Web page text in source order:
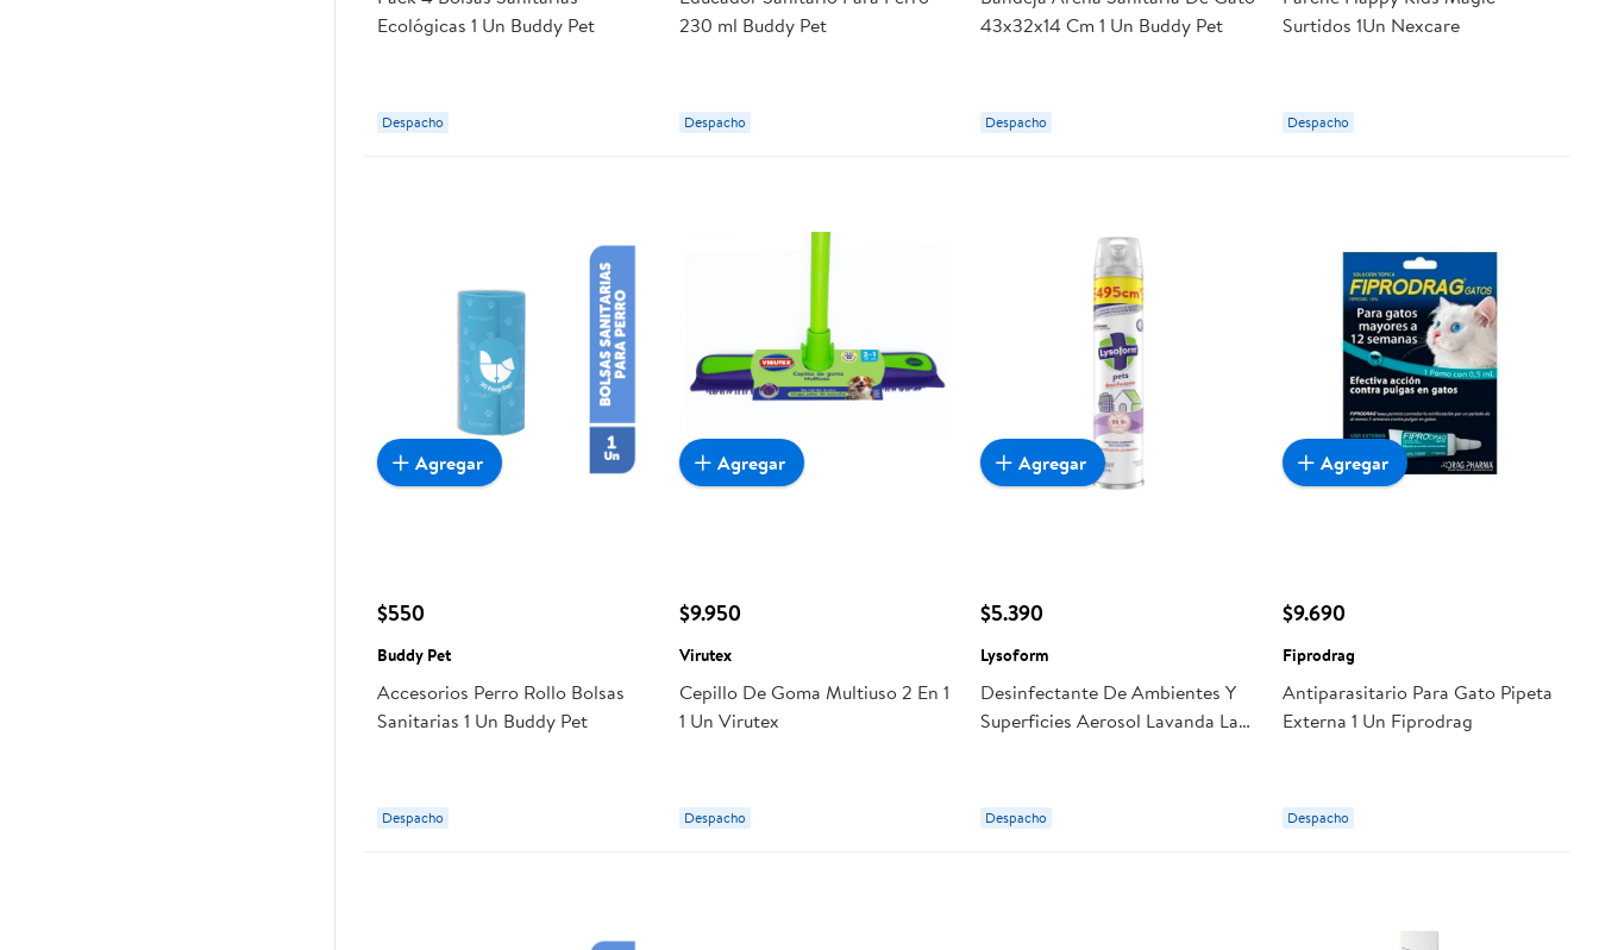
Ecológicas 1 Un Buddy Pet
Despacho
230 ml Buddy Pet
Despacho
43x32x14 Cm 1 Un Buddy Pet
Despacho
Surtidos 1Un Nexcare
Despacho
$550
Buddy Pet
Accesorios Perro Rollo Bolsas
Sanitarias 1 Un Buddy Pet
Despacho
Agregar
$9.950
Virutex
Cepillo De Goma Multiuso 2 En 1
1 Un Virutex
Despacho
Agregar
$5.390
Lysoform
Desinfectante De Ambientes Y
Superficies Aerosol Lavanda Lata
Despacho
Agregar
$9.690
Fiprodrag
Antiparasitario Para Gato Pipeta
Externa 1 Un Fiprodrag
Despacho
Agregar